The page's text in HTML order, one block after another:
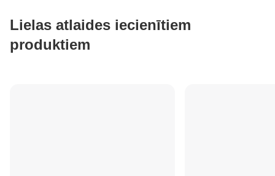
Lielas atlaides iecienītiem
produktiem